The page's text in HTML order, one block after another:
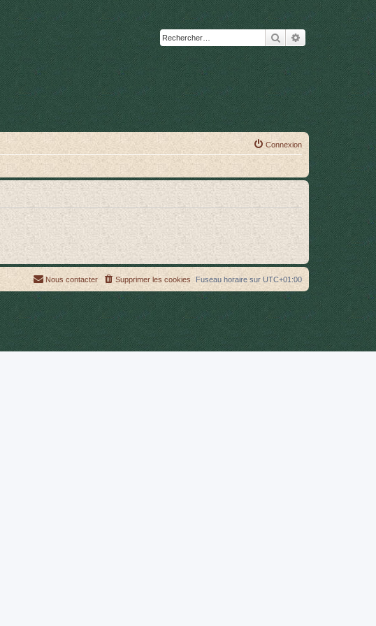
RechercherRecherche
Connexion
Fuseau horaire sur UTC+01:00
Supprimer les cookies
Nous contacter